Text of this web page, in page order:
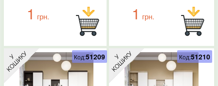
1 грн. 1 грн.
Код:51209 Код:51210